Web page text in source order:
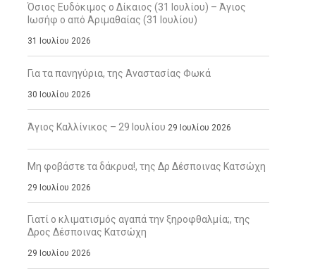
Όσιος Ευδόκιμος ο Δίκαιος (31 Ιουλίου) – Άγιος
Ιωσήφ ο από Αριμαθαίας (31 Ιουλίου)
31 Ιουλίου 2026
Για τα πανηγύρια, της Αναστασίας Φωκά
30 Ιουλίου 2026
Άγιος Καλλίνικος – 29 Ιουλίου 29 Ιουλίου 2026
Μη φοβάστε τα δάκρυα!, της Δρ Δέσποινας Κατσώχη
29 Ιουλίου 2026
Γιατί ο κλιματισμός αγαπά την ξηροφθαλμία;, της
Δρος Δέσποινας Κατσώχη
29 Ιουλίου 2026